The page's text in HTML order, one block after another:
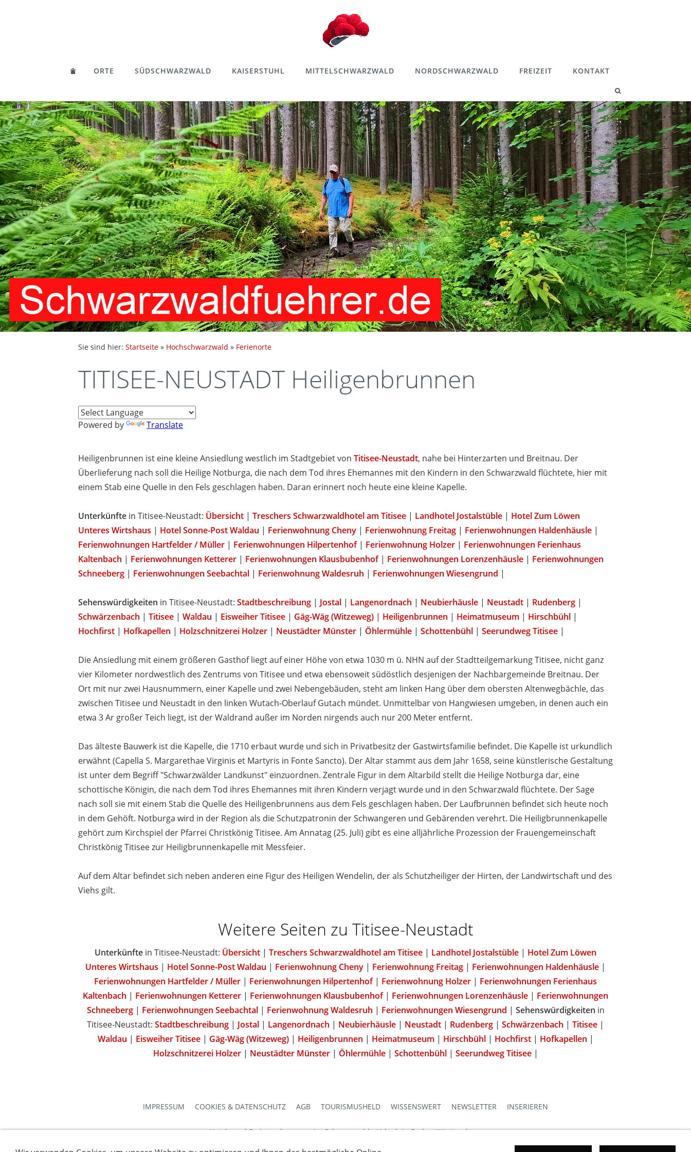
ORTE SÜDSCHWARZWALD KAISERSTUHL MITTELSCHWARZWALD NORDSCHWARZWALD FREIZEIT KONTAKT
Sie sind hier: Startseite » Hochschwarzwald » Ferienorte
TITISEE-NEUSTADT Heiligenbrunnen
Powered by Translate
Heiligenbrunnen ist eine kleine Ansiedlung westlich im Stadtgebiet von Titisee-Neustadt, nahe bei Hinterzarten und Breitnau. Der
Überlieferung nach soll die Heilige Notburga, die nach dem Tod ihres Ehemannes mit den Kindern in den Schwarzwald flüchtete, hier mit
einem Stab eine Quelle in den Fels geschlagen haben. Daran erinnert noch heute eine kleine Kapelle.
Unterkünfte in Titisee-Neustadt: Übersicht | Treschers Schwarzwaldhotel am Titisee | Landhotel Jostalstüble | Hotel Zum Löwen
Unteres Wirtshaus | Hotel Sonne-Post Waldau | Ferienwohnung Cheny | Ferienwohnung Freitag | Ferienwohnungen Haldenhäusle |
Ferienwohnungen Hartfelder / Müller | Ferienwohnungen Hilpertenhof| Ferienwohnung Holzer | Ferienwohnungen Ferienhaus
Kaltenbach | Ferienwohnungen Ketterer | Ferienwohnungen Klausbubenhof| Ferienwohnungen Lorenzenhäusle | Ferienwohnungen
Schneeberg | Ferienwohnungen Seebachtal | Ferienwohnung Waldesruh | Ferienwohnungen Wiesengrund |
Sehenswürdigkeiten in Titisee-Neustadt: Stadtbeschreibung | Jostal | Langenordnach | Neubierhäusle | Neustadt | Rudenberg |
Schwärzenbach | Titisee | Waldau | Eisweiher Titisee | Gäg-Wäg (Witzeweg) | Heiligenbrunnen | Heimatmuseum | Hirschbühl |
Hochfirst | Hofkapellen | Holzschnitzerei Holzer | Neustädter Münster | Öhlermühle | Schottenbühl | Seerundweg Titisee |
Die Ansiedlung mit einem größeren Gasthof liegt auf einer Höhe von etwa 1030 m ü. NHN auf der Stadtteilgemarkung Titisee, nicht ganz
vier Kilometer nordwestlich des Zentrums von Titisee und etwa ebensoweit südöstlich desjenigen der Nachbargemeinde Breitnau. Der
Ort mit nur zwei Hausnummern, einer Kapelle und zwei Nebengebäuden, steht am linken Hang über dem obersten Altenwegbächle, das
zwischen Titisee und Neustadt in den linken Wutach-Oberlauf Gutach mündet. Unmittelbar von Hangwiesen umgeben, in denen auch ein
etwa 3 Ar großer Teich liegt, ist der Waldrand außer im Norden nirgends auch nur 200 Meter entfernt.
Das älteste Bauwerk ist die Kapelle, die 1710 erbaut wurde und sich in Privatbesitz der Gastwirtsfamilie befindet. Die Kapelle ist urkundlich
erwähnt (Capella S. Margarethae Virginis et Martyris in Fonte Sancto). Der Altar stammt aus dem Jahr 1658, seine künstlerische Gestaltung
ist unter dem Begriff "Schwarzwälder Landkunst" einzuordnen. Zentrale Figur in dem Altarbild stellt die Heilige Notburga dar, eine
schottische Königin, die nach dem Tod ihres Ehemannes mit ihren Kindern verjagt wurde und in den Schwarzwald flüchtete. Der Sage
nach soll sie mit einem Stab die Quelle des Heiligenbrunnens aus dem Fels geschlagen haben. Der Laufbrunnen befindet sich heute noch
in dem Gehöft. Notburga wird in der Region als die Schutzpatronin der Schwangeren und Gebärenden verehrt. Die Heiligbrunnenkapelle
gehört zum Kirchspiel der Pfarrei Christkönig Titisee. Am Annatag (25. Juli) gibt es eine alljährliche Prozession der Frauengemeinschaft
Christkönig Titisee zur Heiligbrunnenkapelle mit Messfeier.
Auf dem Altar befindet sich neben anderen eine Figur des Heiligen Wendelin, der als Schutzheiliger der Hirten, der Landwirtschaft und des
Viehs gilt.
Weitere Seiten zu Titisee-Neustadt
Unterkünfte in Titisee-Neustadt: Übersicht | Treschers Schwarzwaldhotel am Titisee | Landhotel Jostalstüble | Hotel Zum Löwen
Unteres Wirtshaus | Hotel Sonne-Post Waldau | Ferienwohnung Cheny | Ferienwohnung Freitag | Ferienwohnungen Haldenhäusle |
Ferienwohnungen Hartfelder / Müller | Ferienwohnungen Hilpertenhof| Ferienwohnung Holzer | Ferienwohnungen Ferienhaus
Kaltenbach | Ferienwohnungen Ketterer | Ferienwohnungen Klausbubenhof| Ferienwohnungen Lorenzenhäusle | Ferienwohnungen
Schneeberg| Ferienwohnungen Seebachtal| Ferienwohnung Waldesruh | Ferienwohnungen Wiesengrund | Sehenswürdigkeiten in
Titisee-Neustadt: Stadtbeschreibung | Jostal | Langenordnach | Neubierhäusle | Neustadt | Rudenberg | Schwärzenbach | Titisee |
Waldau | Eisweiher Titisee| Gäg-Wäg (Witzeweg)| Heiligenbrunnen | Heimatmuseum | Hirschbühl| Hochfirst| Hofkapellen |
Holzschnitzerei Holzer| Neustädter Münster| Öhlermühle| Schottenbühl| Seerundweg Titisee|
IMPRESSUM COOKIES & DATENSCHUTZ AGB TOURISMUSHELD WISSENSWERT NEWSLETTER INSERIEREN
Hotels und Ferienwohnungen im Schwarzwald - Urlaub in Baden-Württemberg